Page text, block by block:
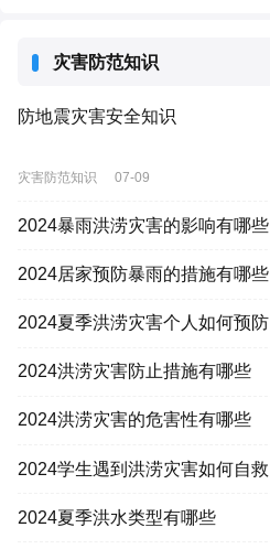
灾害防范知识
防地震灾害安全知识
灾害防范知识 07-09
2024暴雨洪涝灾害的影响有哪些
2024居家预防暴雨的措施有哪些
2024夏季洪涝灾害个人如何预防
2024洪涝灾害防止措施有哪些
2024洪涝灾害的危害性有哪些
2024学生遇到洪涝灾害如何自救
2024夏季洪水类型有哪些